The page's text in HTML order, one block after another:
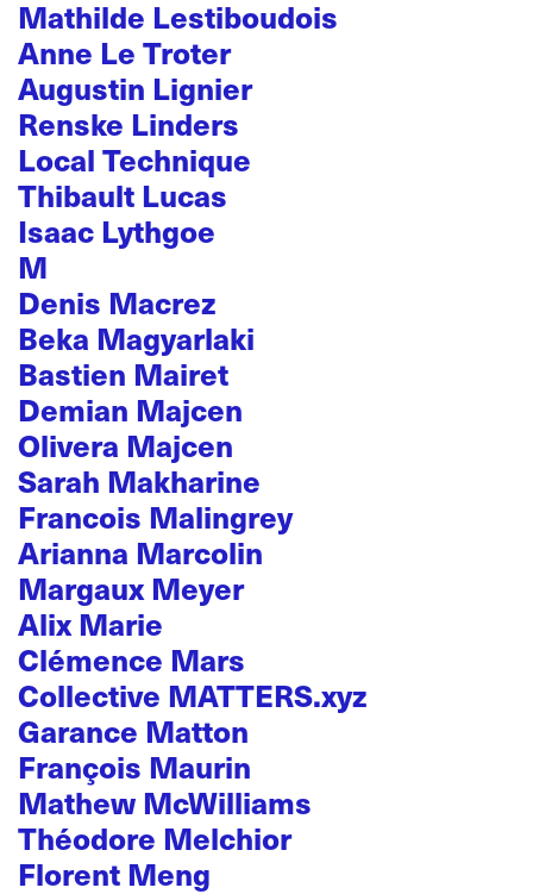
Mathilde Lestiboudois
Anne Le Troter
Augustin Lignier
Renske Linders
Local Technique
Thibault Lucas
Isaac Lythgoe
M
Denis Macrez
Beka Magyarlaki
Bastien Mairet
Demian Majcen
Olivera Majcen
Sarah Makharine
Francois Malingrey
Arianna Marcolin
Margaux Meyer
Alix Marie
Clémence Mars
Collective MATTERS.xyz
Garance Matton
François Maurin
Mathew McWilliams
Théodore Melchior
Florent Meng